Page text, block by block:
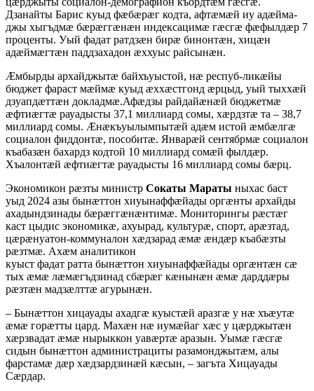
Дзанайты Барис куыд фæбæрæг кодта, афтæмæй иу адæйма-
джы хыгъдмæ бæрæггæнæн индексацимæ гæсгæ фæфылдæр 7
проценты. Уый фадат ратдзæн бирæ бинонтæн, хицæн
адæймæгтæн паддзахадон æххуыс райсынæн.
Æмбырды архайджытæ байхъуыстой, нæ респуб-ликæйы
бюджет фараст мæймæ куыд æххæстгонд æрцыд, уый тыххæй
дзуапдæттæн докладмæ.Афæдзы райдайæнæй бюджетмæ
æфтиæгтæ рауадысты 37,1 миллиард сомы, хæрдзтæ та – 38,7
миллиард сомы. Æнæкъуылымпытæй адæм истой æмбæлгæ
социалон фиддонтæ, пособитæ. Январæй сентябрмæ социалон
къабазæн бахардз кодтой 10 миллиард сомæй фылдæр.
Хъалонтæй æфтиæгтæ рауадысты 16 миллиард сомы бæрц.
Экономикон рæзты министр Сокаты Мараты ныхас баст
уыд 2024 азы бынæттон хиуынаффæйады оргæнты архайды
ахадындзинады бæрæггæнæнтимæ. Мониторингы рæстæг
каст цыдис экономикæ, ахуырад, культурæ, спорт, арæзтад,
цæрæнуатон-коммуналон хæдзарад æмæ æндæр къабæзты
рæзтмæ. Ахæм аналитикон
куыст фадат ратта бынæттон хиуынаффæйады оргæнтæн сæ
тых æмæ лæмæгъдзинад сбæрæг кæнынæн æмæ дарддæры
рæзтæн мадзæлттæ агурынæн.
– Бынæттон хицауады ахадгæ куыстæй аразгæ у нæ хъæутæ
æмæ горæтты цард. Махæн нæ иумæйаг хæс у цæрджытæн
хæрзвадат æмæ нырыккон уавæртæ аразын. Уымæ гæсгæ
сидын бынæттон администрациты разамонджытæм, алы
фарстамæ дæр хæдзардзинæй кæсын, – загъта Хицауады
Сæрдар.